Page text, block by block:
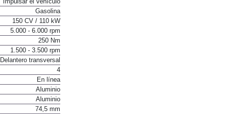
Gasolina
150 CV / 110 kW
5.000 - 6.000 rpm
250 Nm
1.500 - 3.500 rpm
Delantero transversal
4
En línea
Aluminio
Aluminio
74,5 mm